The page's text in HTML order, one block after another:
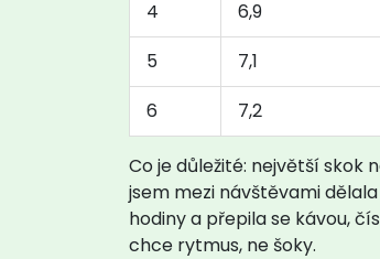
4
6,9
5
7,1
6
7,2
Co je důležité: největší skok
jsem mezi návštěvami
hodiny a přepila se kávou,
chce rytmus, ne šoky.